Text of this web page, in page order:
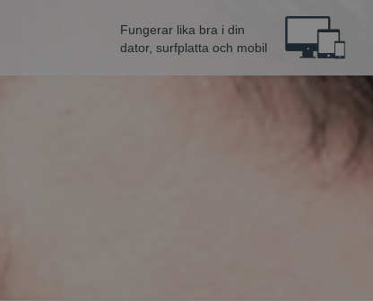
Fungerar lika bra i din
dator, surfplatta och mobil